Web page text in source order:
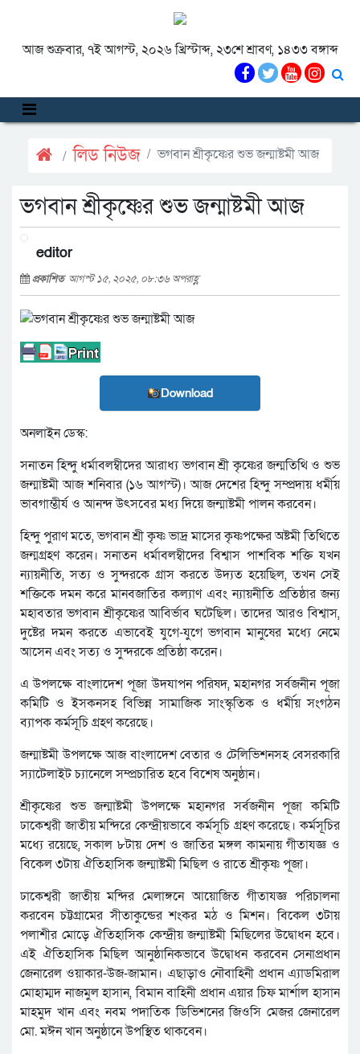
আজ শুক্রবার, ৭ই আগস্ট, ২০২৬ খ্রিস্টাব্দ, ২৩শে শ্রাবণ, ১৪৩৩ বঙ্গাব্দ
লিড নিউজ ভগবান শ্রীকৃষ্ণের শুভ জন্মাষ্টমী আজ
ভগবান শ্রীকৃষ্ণের শুভ জন্মাষ্টমী আজ
editor
প্রকাশিত আগস্ট ১৫, ২০২৫, ০৮:৩৬ অপরাহ্ণ
Download
অনলাইন ডেস্ক:
সনাতন হিন্দু ধর্মাবলম্বীদের আরাধ্য ভগবান শ্রী কৃষ্ণের জন্মতিথি ও শুভ
জন্মাষ্টমী আজ শনিবার (১৬ আগস্ট)। আজ দেশের হিন্দু সম্প্রদায় ধর্মীয়
ভাবগাম্ভীর্য ও আনন্দ উৎসবের মধ্য দিয়ে জন্মাষ্টমী পালন করবেন।
হিন্দু পুরাণ মতে, ভগবান শ্রী কৃষ্ণ ভাদ্র মাসের কৃষ্ণপক্ষের অষ্টমী তিথিতে
জন্মগ্রহণ করেন। সনাতন ধর্মাবলম্বীদের বিশ্বাস পাশবিক শক্তি যখন
ন্যায়নীতি, সত্য ও সুন্দরকে গ্রাস করতে উদ্যত হয়েছিল, তখন সেই
শক্তিকে দমন করে মানবজাতির কল্যাণ এবং ন্যায়নীতি প্রতিষ্ঠার জন্য
মহাবতার ভগবান শ্রীকৃষ্ণের আবির্ভাব ঘটেছিল। তাদের আরও বিশ্বাস,
দুষ্টের দমন করতে এভাবেই যুগে-যুগে ভগবান মানুষের মধ্যে নেমে
আসেন এবং সত্য ও সুন্দরকে প্রতিষ্ঠা করেন।
এ উপলক্ষে বাংলাদেশ পূজা উদযাপন পরিষদ, মহানগর সর্বজনীন পূজা
কমিটি ও ইসকনসহ বিভিন্ন সামাজিক সাংস্কৃতিক ও ধর্মীয় সংগঠন
ব্যাপক কর্মসূচি গ্রহণ করেছে।
জন্মাষ্টমী উপলক্ষে আজ বাংলাদেশ বেতার ও টেলিভিশনসহ বেসরকারি
স্যাটেলাইট চ্যানেলে সম্প্রচারিত হবে বিশেষ অনুষ্ঠান।
শ্রীকৃষ্ণের শুভ জন্মাষ্টমী উপলক্ষে মহানগর সর্বজনীন পূজা কমিটি
ঢাকেশ্বরী জাতীয় মন্দিরে কেন্দ্রীয়ভাবে কর্মসূচি গ্রহণ করেছে। কর্মসূচির
মধ্যে রয়েছে, সকাল ৮টায় দেশ ও জাতির মঙ্গল কামনায় গীতাযজ্ঞ ও
বিকেল ৩টায় ঐতিহাসিক জন্মাষ্টমী মিছিল ও রাতে শ্রীকৃষ্ণ পূজা।
ঢাকেশ্বরী জাতীয় মন্দির মেলাঙ্গনে আয়োজিত গীতাযজ্ঞ পরিচালনা
করবেন চট্টগ্রামের সীতাকুন্ডের শংকর মঠ ও মিশন। বিকেল ৩টায়
পলাশীর মোড়ে ঐতিহাসিক কেন্দ্রীয় জন্মাষ্টমী মিছিলের উদ্বোধন হবে।
এই ঐতিহাসিক মিছিল আনুষ্ঠানিকভাবে উদ্বোধন করবেন সেনাপ্রধান
জেনারেল ওয়াকার-উজ-জামান। এছাড়াও নৌবাহিনী প্রধান এ্যাডমিরাল
মোহাম্মদ নাজমুল হাসান, বিমান বাহিনী প্রধান এয়ার চিফ মার্শাল হাসান
মাহমুদ খান এবং নবম পদাতিক ডিভিশনের জিওসি মেজর জেনারেল
মো. মঈন খান অনুষ্ঠানে উপস্থিত থাকবেন।